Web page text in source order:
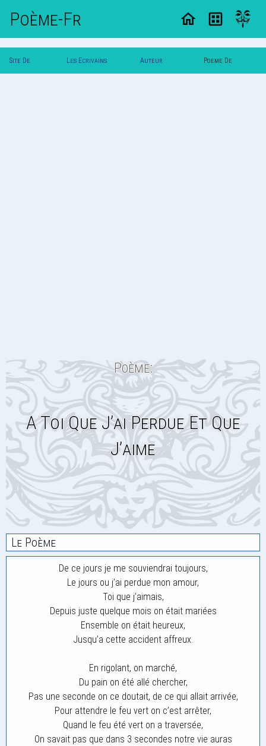
Poème-Fr
Site De Les Ecrivains Auteur Poeme De
Poème:
A Toi Que J’ai Perdue Et Que
J’aime
Le Poème
De ce jours je me souviendrai toujours,
Le jours ou j’ai perdue mon amour,
Toi que j’aimais,
Depuis juste quelque mois on était mariées
Ensemble on était heureux,
Jusqu’a cette accident affreux.
En rigolant, on marché,
Du pain on été allé chercher,
Pas une seconde on ce doutait, de ce qui allait arrivée,
Pour attendre le feu vert on c’est arrêter,
Quand le feu été vert on a traversée,
On savait pas que dans 3 secondes notre vie auras